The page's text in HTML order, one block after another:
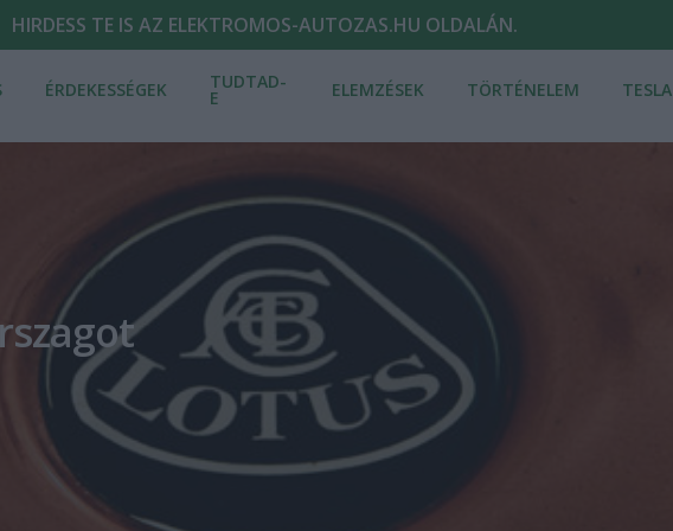
HIRDESS TE IS AZ ELEKTROMOS-AUTOZAS.HU OLDALÁN.
ÉRDEKESSÉGEK TUDTAD-
E ELEMZÉSEK TÖRTÉNELEM TESLA